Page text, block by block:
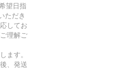
望日指
ただき
してお
理解ご
ます。
、発送